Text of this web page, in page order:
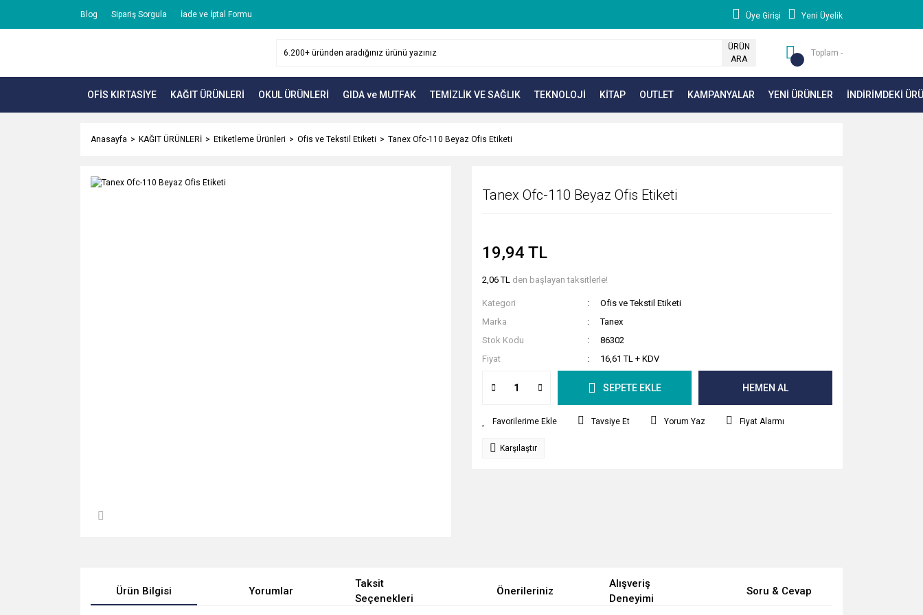
Blog Sipariş Sorgula İade ve İptal Formu Üye Girişi Yeni Üyelik
ÜRÜN
ARA
Toplam -
OFİS KIRTASİYE KAĞIT ÜRÜNLERİ OKUL ÜRÜNLERİ GIDA ve MUTFAK TEMİZLİK VE SAĞLIK TEKNOLOJİ KİTAP OUTLET KAMPANYALAR YENİ ÜRÜNLER İNDİRİMDEKİ
Anasayfa KAĞIT ÜRÜNLERİ Etiketleme Ürünleri Ofis ve Tekstil Etiketi Tanex Ofc-110 Beyaz Ofis Etiketi
Tanex Ofc-110 Beyaz Ofis Etiketi
19,94 TL
2,06 TL den başlayan taksitlerle!
Kategori
Ofis ve Tekstil Etiketi
Marka
Tanex
Stok Kodu
86302
Fiyat
16,61 TL + KDV
SEPETE EKLE HEMEN AL
Tavsiye Et Yorum Yaz Fiyat Alarmı
Karşılaştır
Ürün Bilgisi Yorumlar
Taksit
Seçenekleri
Önerileriniz
Alışveriş
Deneyimi
Soru & Cevap